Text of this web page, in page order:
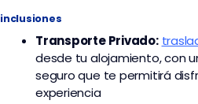
inclusiones
TransportePrivado:
desde tu alojamiento, con
seguro que te permitirá
experiencia